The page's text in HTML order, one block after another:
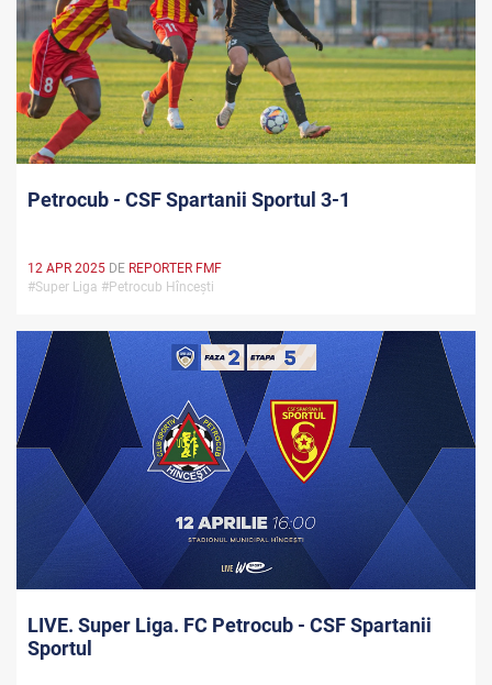
Petrocub - CSF Spartanii Sportul 3-1
12 APR 2025 DE REPORTER FMF
#Super Liga #Petrocub Hîncești
LIVE. Super Liga. FC Petrocub - CSF Spartanii
Sportul